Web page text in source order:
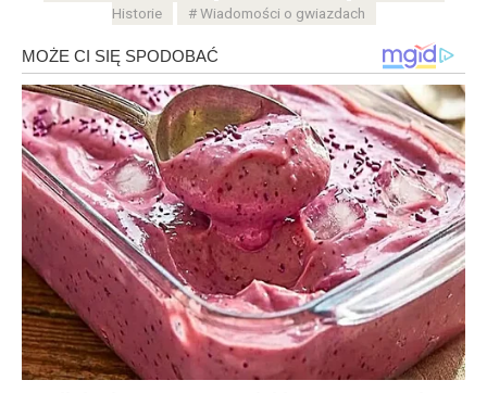
Historie
Wiadomości o gwiazdach